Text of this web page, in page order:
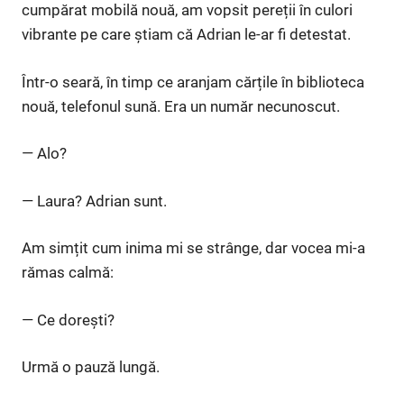
cumpărat mobilă nouă, am vopsit pereții în culori
vibrante pe care știam că Adrian le-ar fi detestat.
Într-o seară, în timp ce aranjam cărțile în biblioteca
nouă, telefonul sună. Era un număr necunoscut.
— Alo?
— Laura? Adrian sunt.
Am simțit cum inima mi se strânge, dar vocea mi-a
rămas calmă:
— Ce dorești?
Urmă o pauză lungă.